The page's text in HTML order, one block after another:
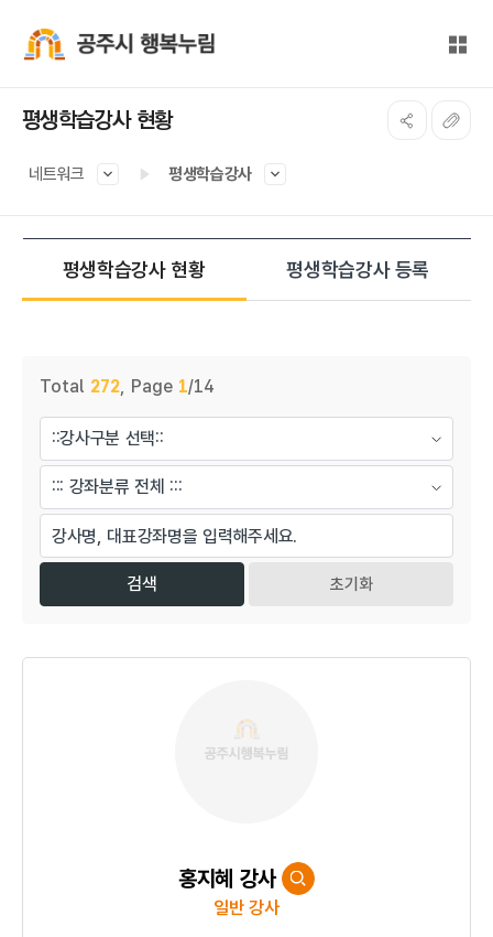
전체
평생학습강사 현황
네트워크 평생학습강사
평생학습강사 현황 평생학습강사 등록
Total 272, Page 1/14
초기화
홍지혜 강사
일반 강사